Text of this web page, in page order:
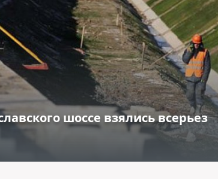
шоссе взялись всерьез